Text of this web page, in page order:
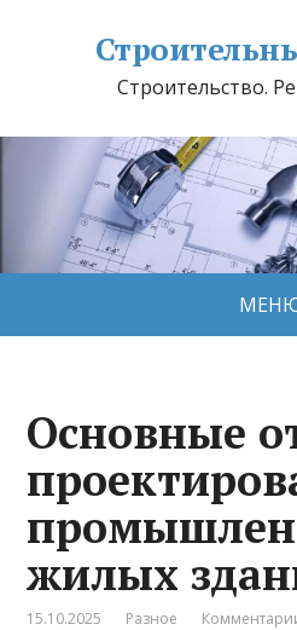
Строительство.
Основные
жилых
15.10.2025 Разное